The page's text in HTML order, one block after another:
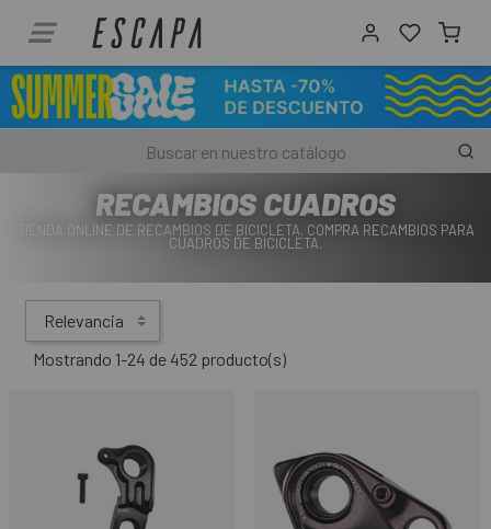
RECAMBIOS CUADROS
TIENDA ONLINE DE RECAMBIOS DE BICICLETA. COMPRA RECAMBIOS PARA
CUADROS DE BICICLETA.
Relevancia
Mostrando 1-24 de 452 producto(s)